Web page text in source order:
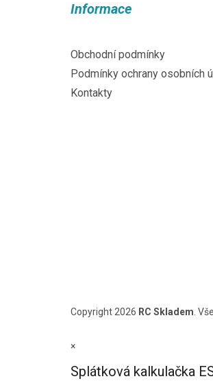
Informace
Obchodní podmínky
Podmínky ochrany osobních
Kontakty
Copyright 2026 RC Skladem .
×
Splátková kalkulačka